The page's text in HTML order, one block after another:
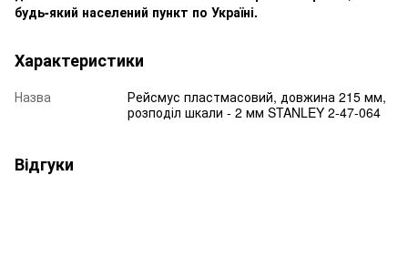
будь-який населений пункт по Україні.
Характеристики
Назва
Рейсмус пластмасовий, довжина 215 мм,
розподіл шкали - 2 мм STANLEY 2-47-064
Відгуки